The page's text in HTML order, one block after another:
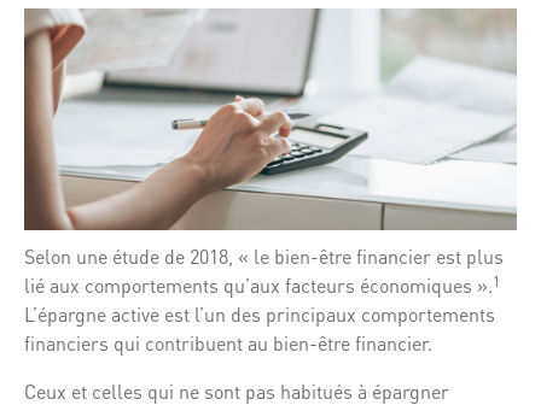
Selon une étude de 2018, « le bien-être financier est plus
lié aux comportements qu’aux facteurs économiques ».1
L’épargne active est l’un des principaux comportements
financiers qui contribuent au bien-être financier.
Ceux et celles qui ne sont pas habitués à épargner